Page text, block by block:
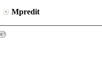
Mpredit